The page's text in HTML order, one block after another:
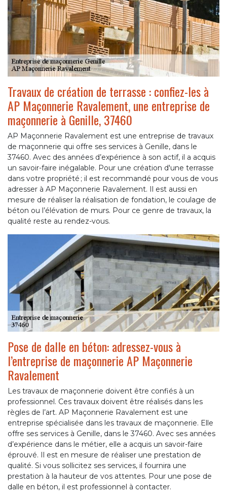
Travaux de création de terrasse : confiez-les à
AP Maçonnerie Ravalement, une entreprise de
maçonnerie à Genille, 37460
AP Maçonnerie Ravalement est une entreprise de travaux
de maçonnerie qui offre ses services à Genille, dans le
37460. Avec des années d’expérience à son actif, il a acquis
un savoir-faire inégalable. Pour une création d'une terrasse
dans votre propriété ; il est recommandé pour vous de vous
adresser à AP Maçonnerie Ravalement. Il est aussi en
mesure de réaliser la réalisation de fondation, le coulage de
béton ou l’élévation de murs. Pour ce genre de travaux, la
qualité reste au rendez-vous.
Pose de dalle en béton: adressez-vous à
l’entreprise de maçonnerie AP Maçonnerie
Ravalement
Les travaux de maçonnerie doivent être confiés à un
professionnel. Ces travaux doivent être réalisés dans les
règles de l’art. AP Maçonnerie Ravalement est une
entreprise spécialisée dans les travaux de maçonnerie. Elle
offre ses services à Genille, dans le 37460. Avec ses années
d’expérience dans le métier, elle a acquis un savoir-faire
éprouvé. Il est en mesure de réaliser une prestation de
qualité. Si vous sollicitez ses services, il fournira une
prestation à la hauteur de vos attentes. Pour une pose de
dalle en béton, il est professionnel à contacter.